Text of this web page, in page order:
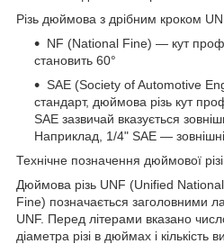
Різь дюймова з дрібним кроком
NF (National Fine) — кут
становить 60°
SAE (Society of Automotive
стандарт, дюймова різь кут
SAE зазвичай вказується
Наприклад, 1/4" SAE —
Технічне позначення дюймової
Дюймова різь UNF (Unified National
Fine) позначається заголовними
UNF. Перед літерами вказано
діаметра різі в дюймах і кількість